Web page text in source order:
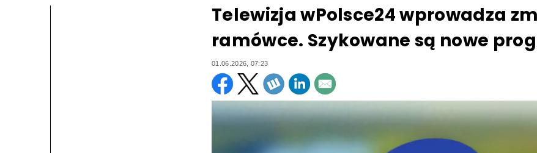
Telewizja wPolsce24 wprowadza
ramówce. Szykowane są nowe
01.06.2026, 07:23